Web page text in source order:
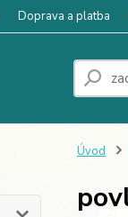
Doprava a platba
Úvod